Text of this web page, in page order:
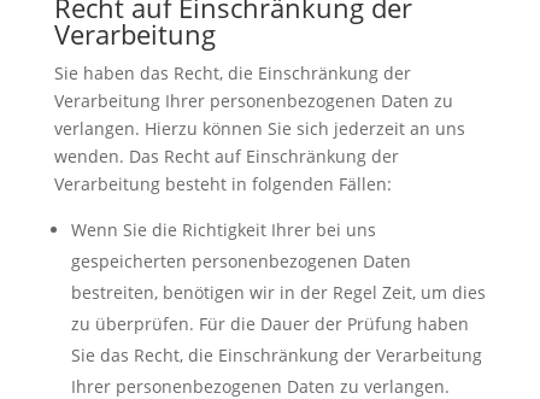
Recht auf Einschränkung der
Verarbeitung
Sie haben das Recht, die Einschränkung der
Verarbeitung Ihrer personenbezogenen Daten zu
verlangen. Hierzu können Sie sich jederzeit an uns
wenden. Das Recht auf Einschränkung der
Verarbeitung besteht in folgenden Fällen:
Wenn Sie die Richtigkeit Ihrer bei uns
gespeicherten personenbezogenen Daten
bestreiten, benötigen wir in der Regel Zeit, um dies
zu überprüfen. Für die Dauer der Prüfung haben
Sie das Recht, die Einschränkung der Verarbeitung
Ihrer personenbezogenen Daten zu verlangen.